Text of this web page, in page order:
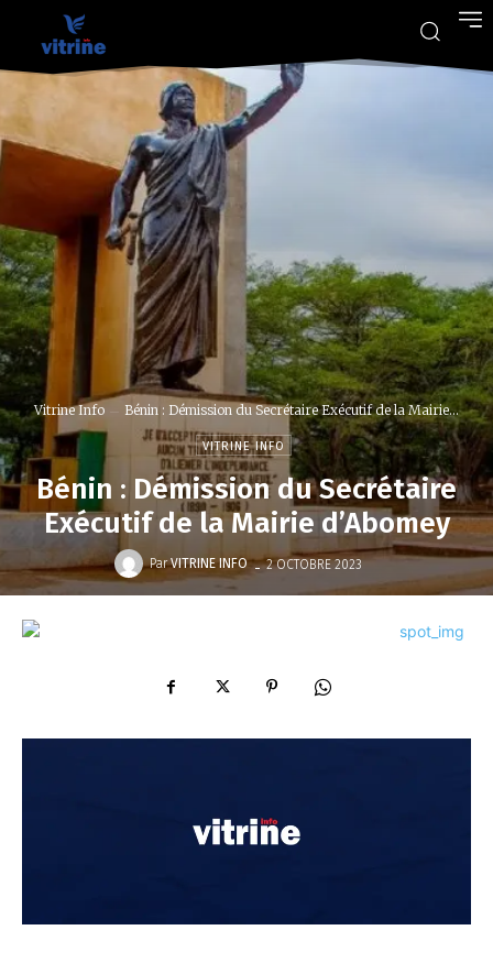
Vitrine Info Bénin : Démission du Secrétaire Exécutif de la Mairie...
VITRINE INFO
Bénin : Démission du Secrétaire
Exécutif de la Mairie d’Abomey
Par VITRINE INFO - 2 OCTOBRE 2023